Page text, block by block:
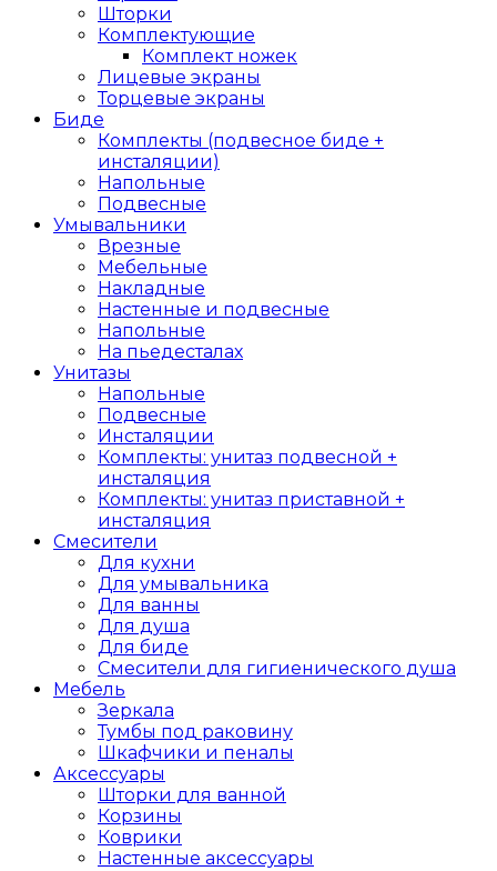
Шторки
Комплектующие
Комплект ножек
Лицевые экраны
Торцевые экраны
Биде
Комплекты (подвесное биде +
инсталяции)
Напольные
Подвесные
Умывальники
Врезные
Мебельные
Накладные
Настенные и подвесные
Напольные
На пьедесталах
Унитазы
Напольные
Подвесные
Инсталяции
Комплекты: унитаз подвесной +
инсталяция
Комплекты: унитаз приставной +
инсталяция
Смесители
Для кухни
Для умывальника
Для ванны
Для душа
Для биде
Смесители для гигиенического душа
Мебель
Зеркала
Тумбы под раковину
Шкафчики и пеналы
Аксессуары
Шторки для ванной
Корзины
Коврики
Настенные аксессуары